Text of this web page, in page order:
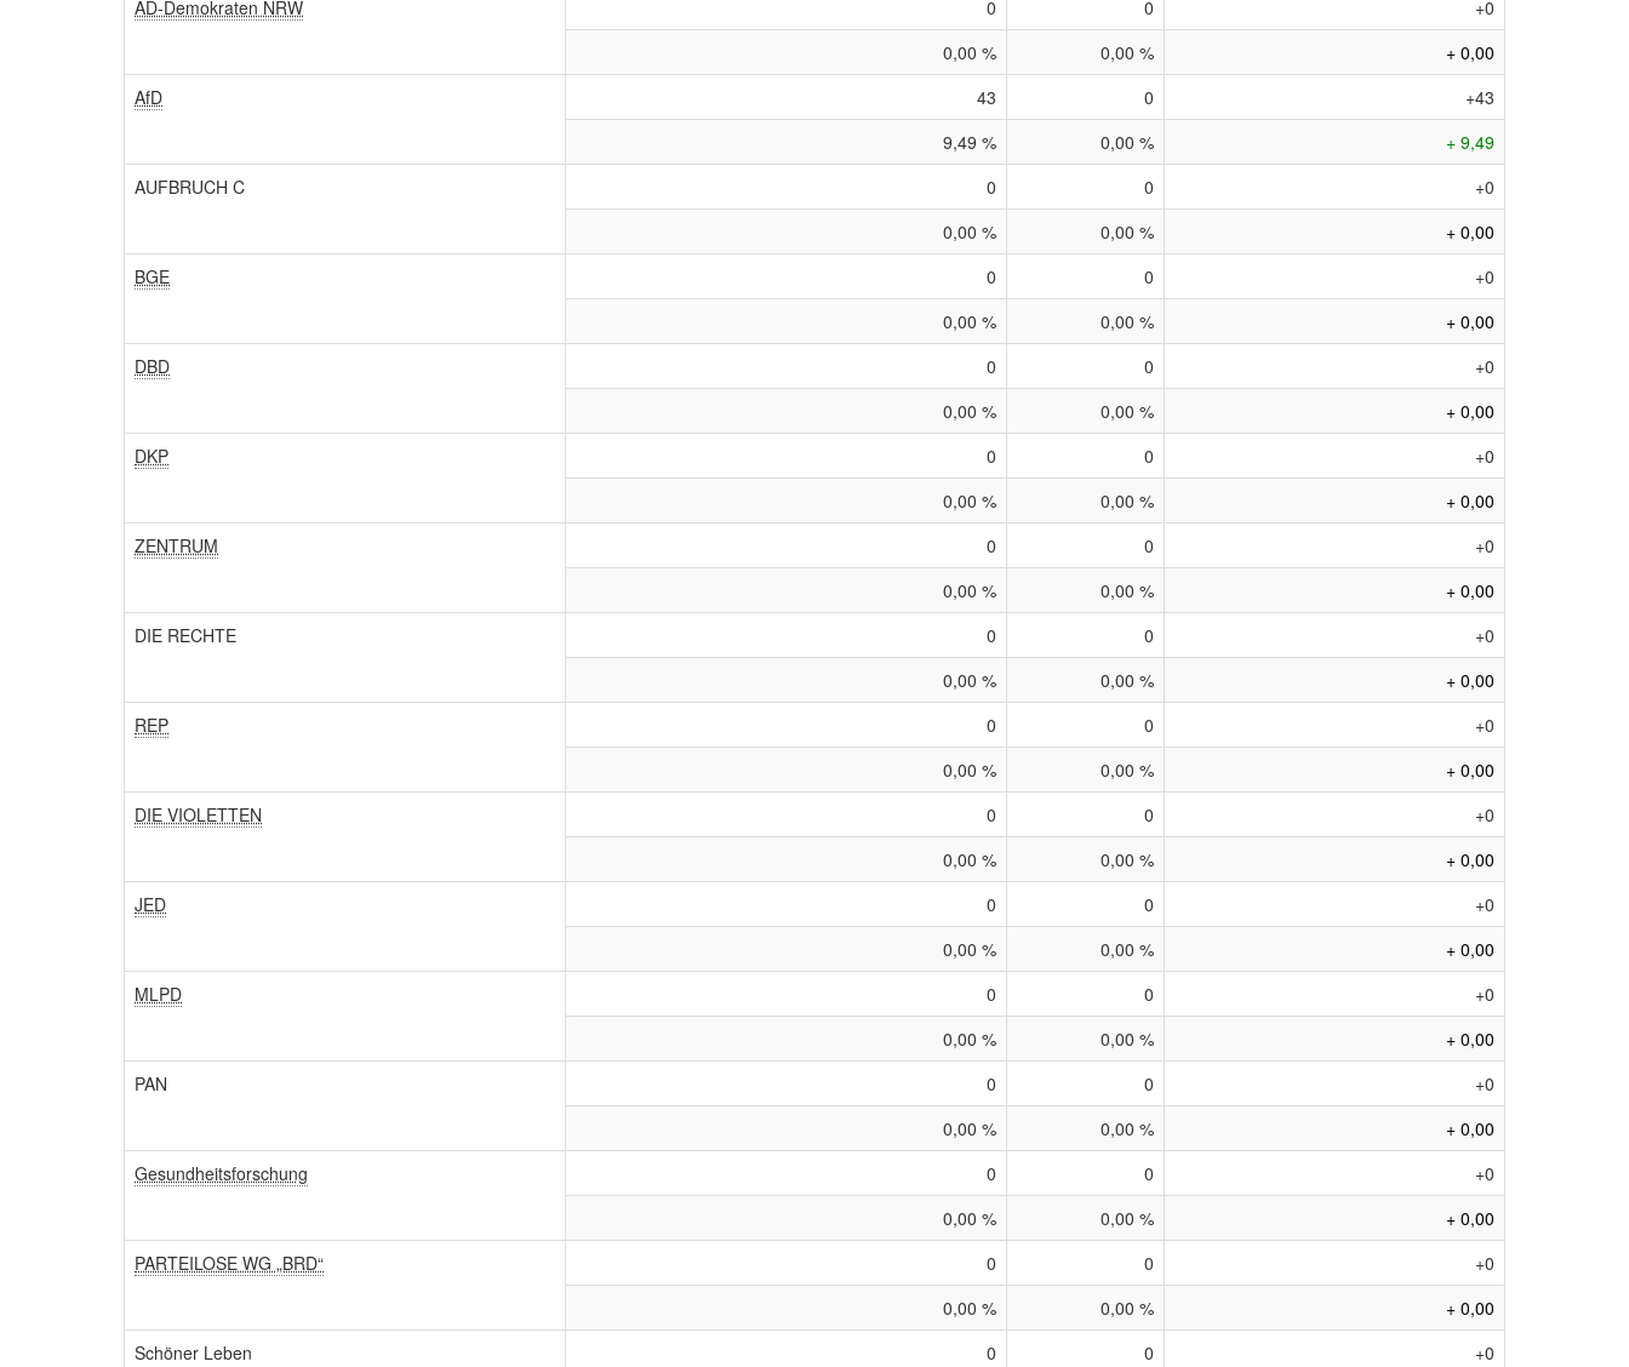
AD-Demokraten NRW
0 0
+0
0,00 %
0,00 %
+ 0,00
AfD
43 0
+43
9,49 %
0,00 %
+ 9,49
AUFBRUCH C
0 0
+0
0,00 %
0,00 %
+ 0,00
BGE
0 0
+0
0,00 %
0,00 %
+ 0,00
DBD
0 0
+0
0,00 %
0,00 %
+ 0,00
DKP
0 0
+0
0,00 %
0,00 %
+ 0,00
ZENTRUM
0 0
+0
0,00 %
0,00 %
+ 0,00
DIE RECHTE
0 0
+0
0,00 %
0,00 %
+ 0,00
REP
0 0
+0
0,00 %
0,00 %
+ 0,00
DIE VIOLETTEN
0 0
+0
0,00 %
0,00 %
+ 0,00
JED
0 0
+0
0,00 %
0,00 %
+ 0,00
MLPD
0 0
+0
0,00 %
0,00 %
+ 0,00
PAN
0 0
+0
0,00 %
0,00 %
+ 0,00
Gesundheitsforschung
0 0
+0
0,00 %
0,00 %
+ 0,00
PARTEILOSE WG „BRD“
0 0
+0
0,00 %
0,00 %
+ 0,00
Schöner Leben
0 0 +0